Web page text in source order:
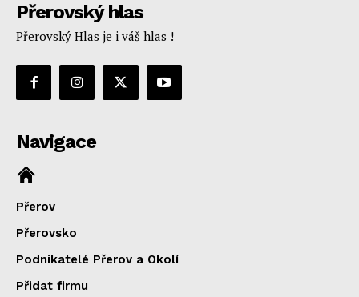
Přerovský hlas
Přerovský Hlas je i váš hlas !
Navigace
Přerov
Přerovsko
Podnikatelé Přerov a Okolí
Přidat firmu